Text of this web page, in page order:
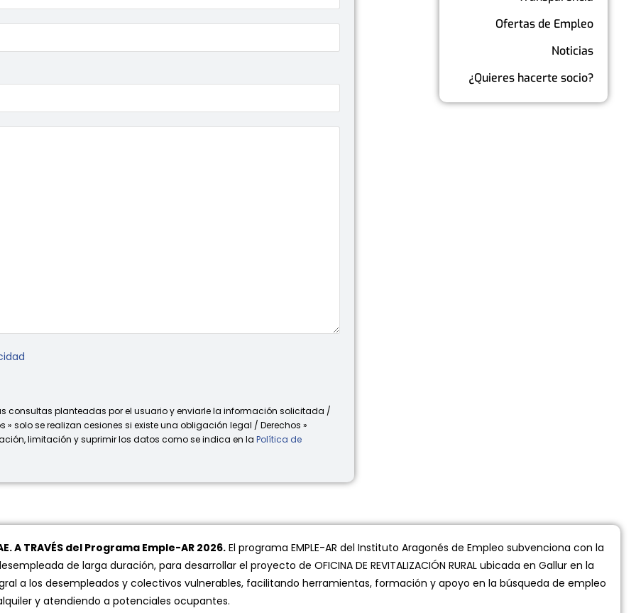
consultas planteadas por el usuario y enviarle la información solicitada /
solo se realizan cesiones si existe una obligación legal / Derechos »
limitación y suprimir los datos como se indica en la Política de
Ofertas de Empleo
Noticias
¿Quieres hacerte socio?
A TRAVÉS del Programa Emple-AR 2026. El programa EMPLE-AR del Instituto Aragonés de Empleo subvenciona con la
de larga duración, para desarrollar el proyecto de OFICINA DE REVITALIZACIÓN RURAL ubicada en Gallur en la
a los desempleados y colectivos vulnerables, facilitando herramientas, formación y apoyo en la búsqueda de empleo
y atendiendo a potenciales ocupantes.